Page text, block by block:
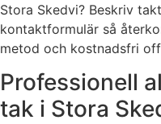
Stora Skedvi? Beskriv
kontaktformulär så
metod och kostnadsfri
Professionell
tak i Stora